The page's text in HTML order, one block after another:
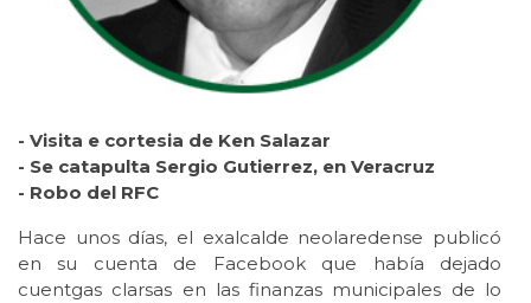
- Visita e cortesia de Ken Salazar
- Se catapulta Sergio Gutierrez, en Veracruz
- Robo del RFC
Hace unos días, el exalcalde neolaredense publicó
en su cuenta de Facebook que había dejado
cuentgas clarsas en las finanzas municipales de lo